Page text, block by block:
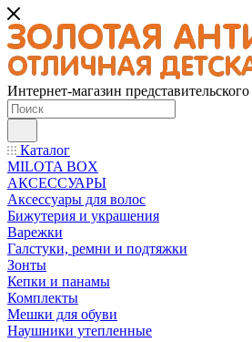
Интернет-магазин представительского
Каталог
MILOTA BOX
АКСЕССУАРЫ
Аксессуары для волос
Бижутерия и украшения
Варежки
Галстуки, ремни и подтяжки
Зонты
Кепки и панамы
Комплекты
Мешки для обуви
Наушники утепленные